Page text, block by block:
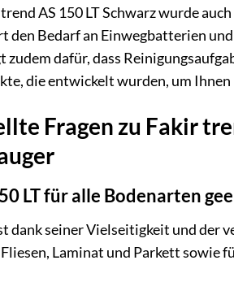
AS 150 LT Schwarz wurde
Bedarf an Einwegbatterien
zudem dafür, dass
die entwickelt wurden, um
Fragen zu Fakir
LT für alle Bodenarten
dank seiner Vielseitigkeit und
Laminat und Parkett